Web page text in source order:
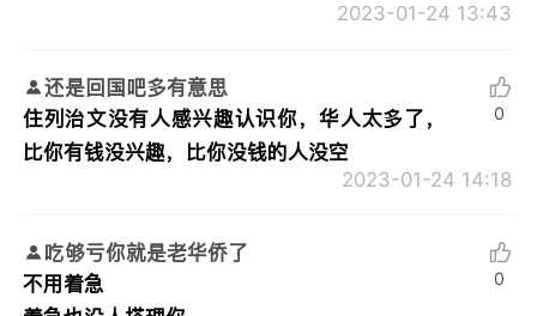
2023-01-24 13:43
还是回国吧多有意思
住列治文没有人感兴趣认识你，华人太多了，
比你有钱没兴趣，比你没钱的人没空
2023-01-24 14:18
0
吃够亏你就是老华侨了
不用着急
0